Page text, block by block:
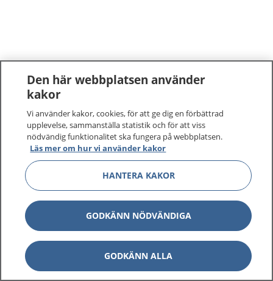
Den här webbplatsen använder
kakor
Vi använder kakor, cookies, för att ge dig en förbättrad
upplevelse, sammanställa statistik och för att viss
nödvändig funktionalitet ska fungera på webbplatsen.
Läs mer om hur vi använder kakor
HANTERA KAKOR
GODKÄNN NÖDVÄNDIGA
GODKÄNN ALLA